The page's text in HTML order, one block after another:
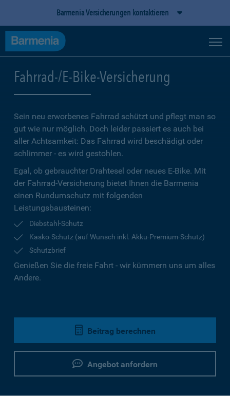
Barmenia Versicherungen kontaktieren
Fahrrad-/E-Bike-Versicherung
Sein neu erworbenes Fahrrad schützt und pflegt man so
gut wie nur möglich. Doch leider passiert es auch bei
aller Achtsamkeit: Das Fahrrad wird beschädigt oder
schlimmer - es wird gestohlen.
Egal, ob gebrauchter Drahtesel oder neues E-Bike. Mit
der Fahrrad-Versicherung bietet Ihnen die Barmenia
einen Rundumschutz mit folgenden
Leistungsbausteinen:
Diebstahl-Schutz
Kasko-Schutz (auf Wunsch inkl. Akku-Premium-Schutz)
Schutzbrief
Genießen Sie die freie Fahrt - wir kümmern uns um alles
Andere.
Beitrag berechnen
Angebot anfordern